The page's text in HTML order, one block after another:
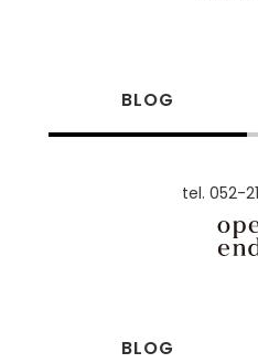
BLOG
tel. 052-
BLOG